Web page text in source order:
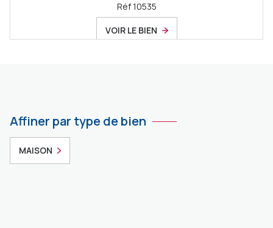
Réf 10535
VOIR LE BIEN
Affiner par type de bien
MAISON